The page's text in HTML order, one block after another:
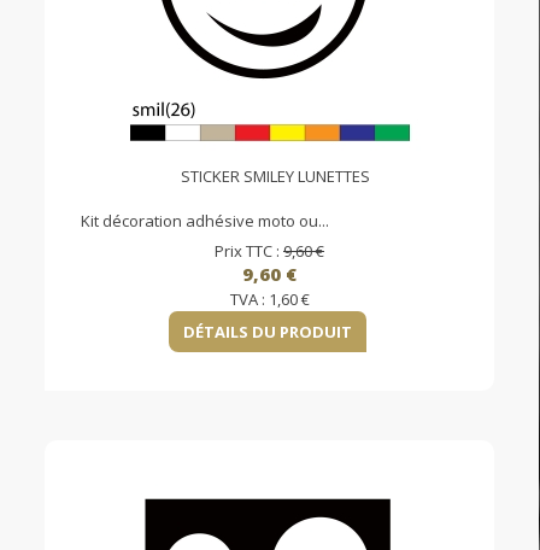
STICKER SMILEY LUNETTES
Kit décoration adhésive moto ou...
Prix TTC : 9,60 €
9,60 €
TVA : 1,60 €
DÉTAILS DU PRODUIT